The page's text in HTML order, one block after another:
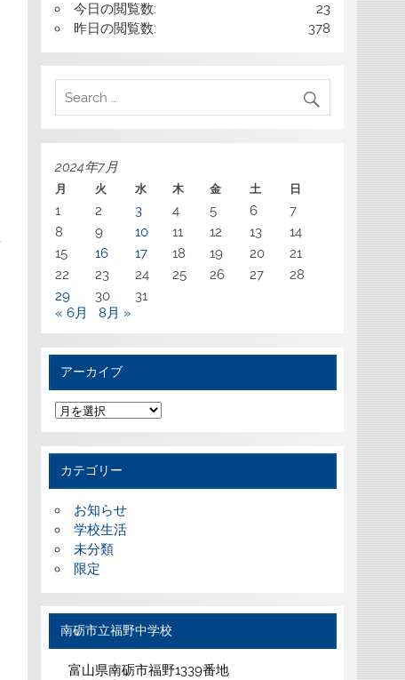
23
今日の閲覧数:
378
昨日の閲覧数:
2024年7月
月 火 水 木 金 土 日
1 2 3 4 5 6
7
8
9 10 11 12 13
14
15
16 17 18 19 20
21
22
23 24 25 26 27
28
29
30
31
« 6月
8月 »
アーカイブ
ア
ー
カ
イ
カテゴリー
お知らせ
学校生活
未分類
限定
南砺市立福野中学校
富山県南砺市福野1339番地